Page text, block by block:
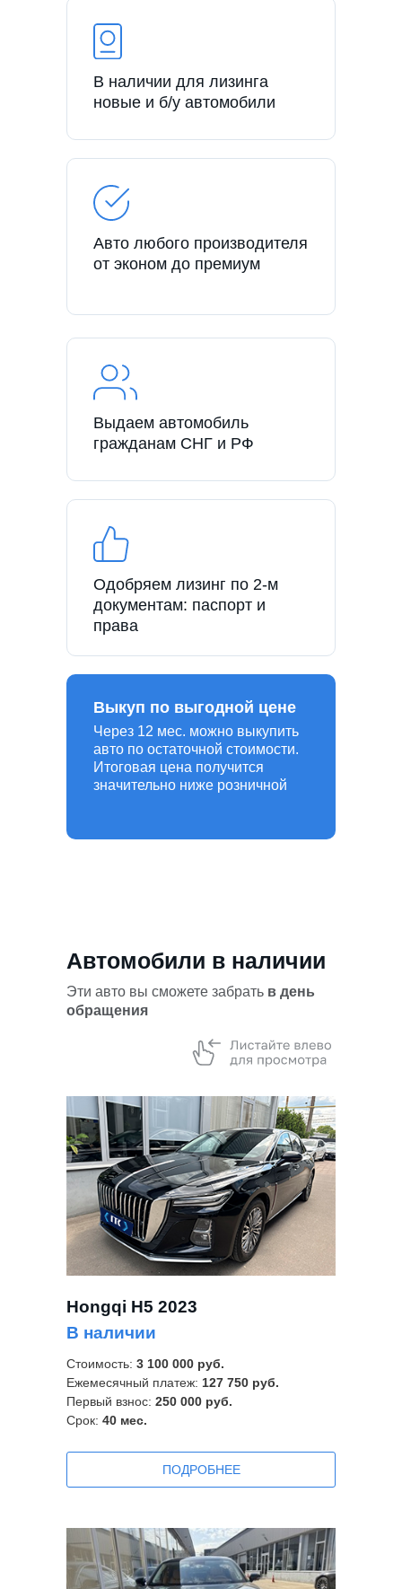
В наличии для лизинга
новые и б/у автомобили
Авто любого производителя
от эконом до премиум
Выдаем автомобиль
гражданам СНГ и РФ
Одобряем лизинг по 2-м
документам: паспорт и
права
Через 12 мес. можно выкупить
авто по остаточной стоимости.
Итоговая цена получится
значительно ниже розничной
Выкуп по выгодной цене
Автомобили в наличии
Эти авто вы сможете забрать в день
обращения
Стоимость: 3 100 000 руб.
Ежемесячный платеж: 127 750 руб.
Первый взнос: 250 000 руб.
Срок: 40 мес.
Hongqi H5 2023
В наличии
ПОДРОБНЕЕ